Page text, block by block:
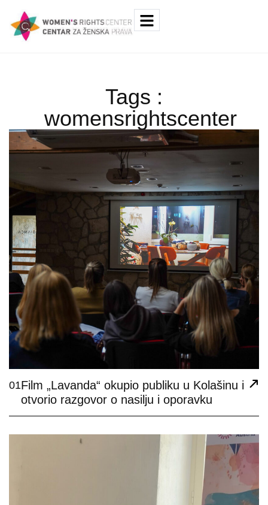
Tags :
womensrightscenter
01Film „Lavanda“ okupio publiku u Kolašinu i
otvorio razgovor o nasilju i oporavku